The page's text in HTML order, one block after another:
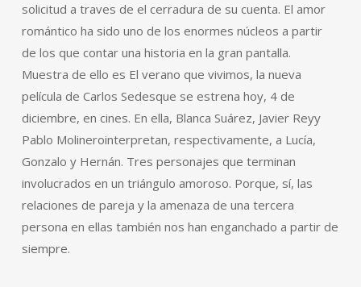
solicitud a traves de el cerradura de su cuenta. El amor
romántico ha sido uno de los enormes núcleos a partir
de los que contar una historia en la gran pantalla.
Muestra de ello es El verano que vivimos, la nueva
película de Carlos Sedesque se estrena hoy, 4 de
diciembre, en cines. En ella, Blanca Suárez, Javier Reyy
Pablo Molinerointerpretan, respectivamente, a Lucía,
Gonzalo y Hernán. Tres personajes que terminan
involucrados en un triángulo amoroso. Porque, sí, las
relaciones de pareja y la amenaza de una tercera
persona en ellas también nos han enganchado a partir de
siempre.